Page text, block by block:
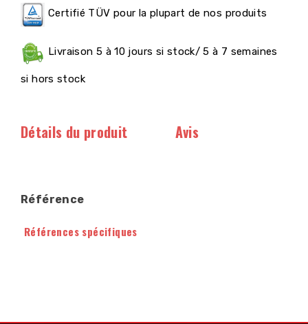
Certifié TÜV pour la plupart de nos produits
Livraison 5 à 10 jours si stock/ 5 à 7 semaines
si hors stock
Détails du produit Avis
Référence
Références spécifiques